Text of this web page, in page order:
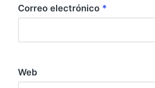
Correo electrónico *
Web